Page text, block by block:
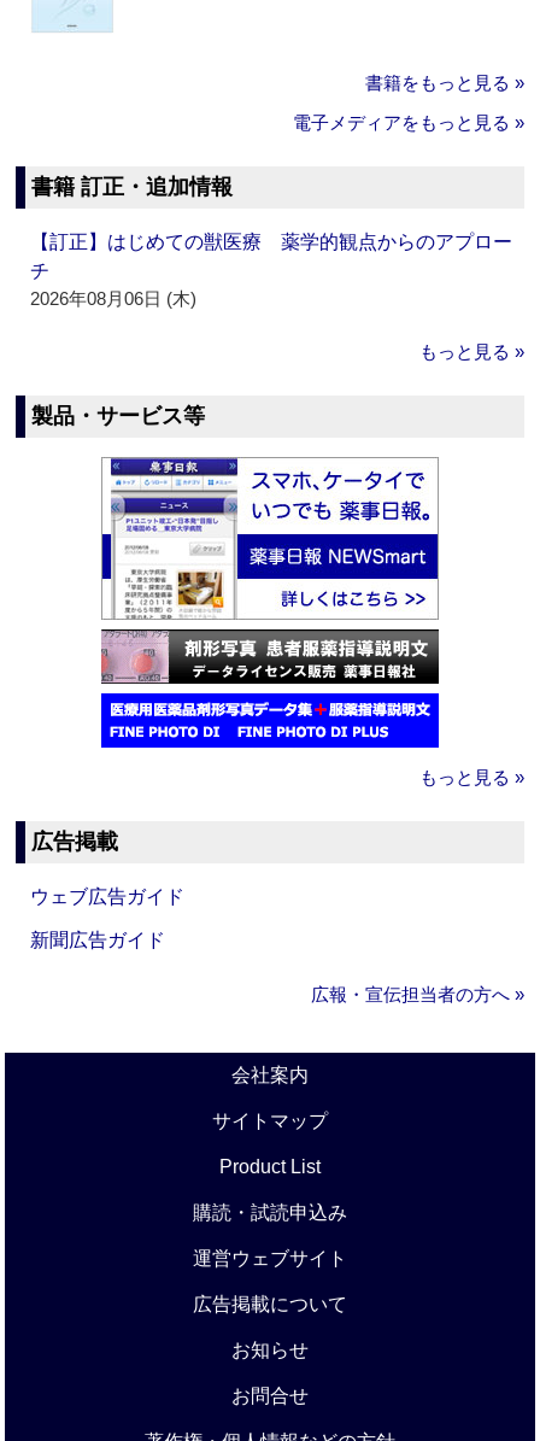
書籍をもっと見る »
電子メディアをもっと見る »
書籍 訂正・追加情報
【訂正】はじめての獣医療 薬学的観点からのアプロー
チ
2026年08月06日 (木)
もっと見る »
製品・サービス等
もっと見る »
広告掲載
ウェブ広告ガイド
新聞広告ガイド
広報・宣伝担当者の方へ »
会社案内
サイトマップ
Product List
購読・試読申込み
運営ウェブサイト
広告掲載について
お知らせ
お問合せ